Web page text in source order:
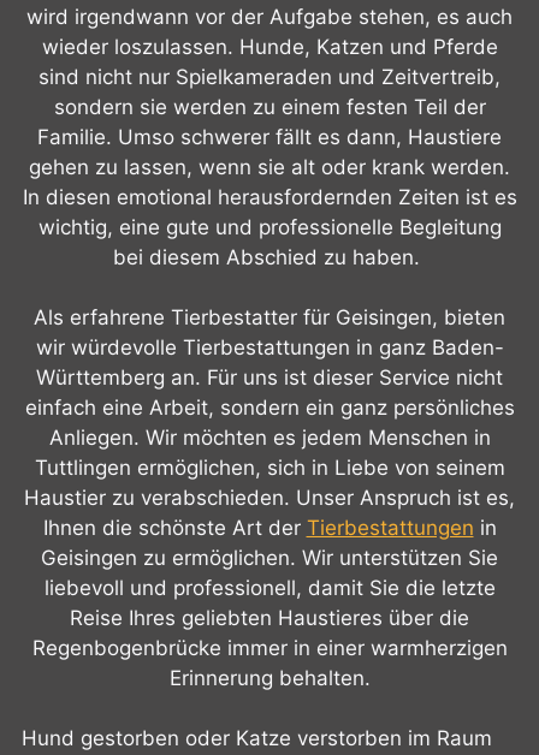
wird irgendwann vor der Aufgabe stehen, es auch
wieder loszulassen. Hunde, Katzen und Pferde
sind nicht nur Spielkameraden und Zeitvertreib,
sondern sie werden zu einem festen Teil der
Familie. Umso schwerer fällt es dann, Haustiere
gehen zu lassen, wenn sie alt oder krank werden.
In diesen emotional herausfordernden Zeiten ist es
wichtig, eine gute und professionelle Begleitung
bei diesem Abschied zu haben.
Als erfahrene Tierbestatter für Geisingen, bieten
wir würdevolle Tierbestattungen in ganz Baden-
Württemberg an. Für uns ist dieser Service nicht
einfach eine Arbeit, sondern ein ganz persönliches
Anliegen. Wir möchten es jedem Menschen in
Tuttlingen ermöglichen, sich in Liebe von seinem
Haustier zu verabschieden. Unser Anspruch ist es,
Ihnen die schönste Art der Tierbestattungen in
Geisingen zu ermöglichen. Wir unterstützen Sie
liebevoll und professionell, damit Sie die letzte
Reise Ihres geliebten Haustieres über die
Regenbogenbrücke immer in einer warmherzigen
Erinnerung behalten.
Hund gestorben oder Katze verstorben im Raum